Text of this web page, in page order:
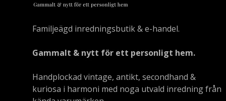
Familjeägd inredningsbutik & e-handel.
Gammalt & nytt för ett personligt hem.
Handplockad vintage, antikt, secondhand &
kuriosa i harmoni med noga utvald inredning från